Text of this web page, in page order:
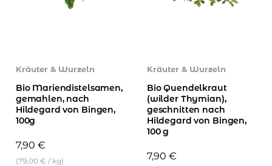
Kräuter & Wurzeln
Bio Mariendistelsamen,
gemahlen, nach
Hildegard von Bingen,
100g
7,90 €
(79,00 € / kg)
Kräuter & Wurzeln
Bio Quendelkraut
(wilder Thymian),
geschnitten nach
Hildegard von Bingen,
100 g
7,90 €